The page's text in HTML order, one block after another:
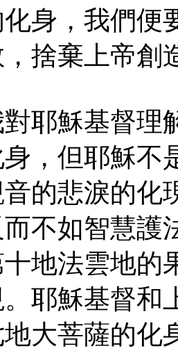
身，我們便
捨棄上帝創
耶穌基督理
，但耶穌不
的悲淚的化
不如智慧護
地法雲地的
耶穌基督和
大菩薩的化